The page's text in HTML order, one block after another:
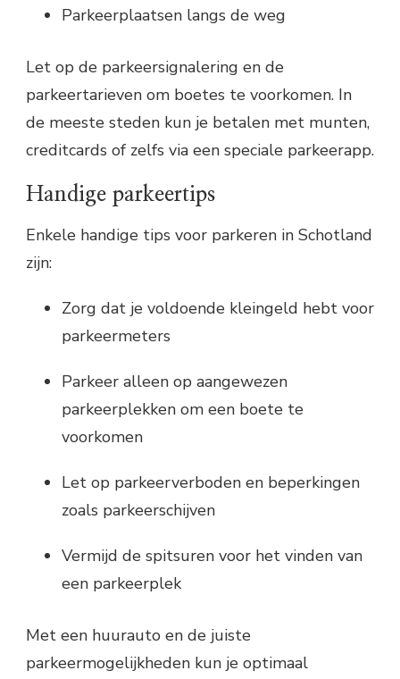
Parkeerplaatsen langs de weg
Let op de parkeersignalering en de
parkeertarieven om boetes te voorkomen. In
de meeste steden kun je betalen met munten,
creditcards of zelfs via een speciale parkeerapp.
Handige parkeertips
Enkele handige tips voor parkeren in Schotland
zijn:
Zorg dat je voldoende kleingeld hebt voor
parkeermeters
Parkeer alleen op aangewezen
parkeerplekken om een boete te
voorkomen
Let op parkeerverboden en beperkingen
zoals parkeerschijven
Vermijd de spitsuren voor het vinden van
een parkeerplek
Met een huurauto en de juiste
parkeermogelijkheden kun je optimaal